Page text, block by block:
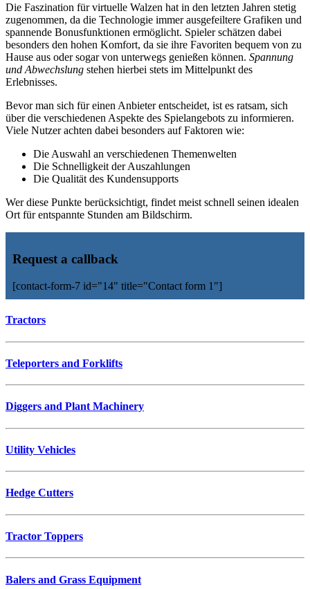
Die Faszination für virtuelle Walzen hat in den letzten Jahren stetig
zugenommen, da die Technologie immer ausgefeiltere Grafiken und
spannende Bonusfunktionen ermöglicht. Spieler schätzen dabei
besonders den hohen Komfort, da sie ihre Favoriten bequem von zu
Hause aus oder sogar von unterwegs genießen können. Spannung
und Abwechslung stehen hierbei stets im Mittelpunkt des
Erlebnisses.
Bevor man sich für einen Anbieter entscheidet, ist es ratsam, sich
über die verschiedenen Aspekte des Spielangebots zu informieren.
Viele Nutzer achten dabei besonders auf Faktoren wie:
Die Auswahl an verschiedenen Themenwelten
Die Schnelligkeit der Auszahlungen
Die Qualität des Kundensupports
Wer diese Punkte berücksichtigt, findet meist schnell seinen idealen
Ort für entspannte Stunden am Bildschirm.
Request a callback
[contact-form-7 id="14" title="Contact form 1"]
Tractors
Teleporters and Forklifts
Diggers and Plant Machinery
Utility Vehicles
Hedge Cutters
Tractor Toppers
Balers and Grass Equipment